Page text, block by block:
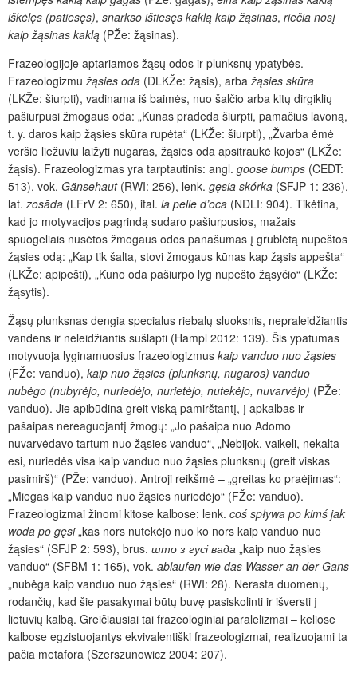
iškėlęs (patiesęs), snarkso ištiesęs kaklą kaip žąsinas, riečia nosį
kaip žąsinas kaklą (PŽe: žąsinas).
Frazeologijoje aptariamos žąsų odos ir plunksnų ypatybės.
Frazeologizmu žąsies oda (DLKŽe: žąsis), arba žąsies skūra
(LKŽe: šiurpti), vadinama iš baimės, nuo šalčio arba kitų dirgiklių
pašiurpusi žmogaus oda: „Kūnas pradeda šiurpti, pamačius lavoną,
t. y. daros kaip žąsies skūra rupėta“ (LKŽe: šiurpti), „Žvarba ėmė
veršio liežuviu laižyti nugaras, žąsies oda apsitraukė kojos“ (LKŽe:
žąsis). Frazeologizmas yra tarptautinis: angl. goose bumps (CEDT:
513), vok. Gänsehaut(RWI: 256), lenk. gęsia skórka (SFJP 1: 236),
lat. zosāda (LFrV 2: 650), ital. la pelle d’oca (NDLI: 904). Tikėtina,
kad jo motyvacijos pagrindą sudaro pašiurpusios, mažais
spuogeliais nusėtos žmogaus odos panašumas į grublėtą nupeštos
žąsies odą: „Kap tik šalta, stovi žmogaus kūnas kap žąsis appešta“
(LKŽe: apipešti), „Kūno oda pašiurpo lyg nupešto žąsyčio“ (LKŽe:
žąsytis).
Žąsų plunksnas dengia specialus riebalų sluoksnis, nepraleidžiantis
vandens ir neleidžiantis sušlapti (Hampl 2012: 139). Šis ypatumas
motyvuoja lyginamuosius frazeologizmus kaip vanduo nuo žąsies
(FŽe: vanduo), kaip nuo žąsies (plunksnų, nugaros) vanduo
nubėgo (nubyrėjo, nuriedėjo, nurietėjo, nutekėjo, nuvarvėjo) (PŽe:
vanduo). Jie apibūdina greit viską pamirštantį, į apkalbas ir
pašaipas nereaguojantį žmogų: „Jo pašaipa nuo Adomo
nuvarvėdavo tartum nuo žąsies vanduo“, „Nebijok, vaikeli, nekalta
esi, nuriedės visa kaip vanduo nuo žąsies plunksnų (greit viskas
pasimirš)“ (PŽe: vanduo). Antroji reikšmė – „greitas ko praėjimas“:
„Miegas kaip vanduo nuo žąsies nuriedėjo“ (FŽe: vanduo).
Frazeologizmai žinomi kitose kalbose: lenk. coś spływa po kimś jak
woda po gęsi„kas nors nutekėjo nuo ko nors kaip vanduo nuo
žąsies“ (SFJP 2: 593), brus. што з гусі вада „kaip nuo žąsies
vanduo“ (SFBM 1: 165), vok. ablaufen wie das Wasser an der Gans
„nubėga kaip vanduo nuo žąsies“ (RWI: 28). Nerasta duomenų,
rodančių, kad šie pasakymai būtų buvę pasiskolinti ir išversti į
lietuvių kalbą. Greičiausiai tai frazeologiniai paralelizmai – keliose
kalbose egzistuojantys ekvivalentiški frazeologizmai, realizuojami ta
pačia metafora (Szerszunowicz 2004: 207).